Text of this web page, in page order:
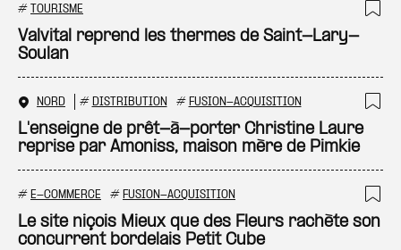
# TOURISME
Valvital reprend les thermes de Saint-Lary-
Soulan
NORD # DISTRIBUTION # FUSION-ACQUISITION
L'enseigne de prêt-à-porter Christine Laure
reprise par Amoniss, maison mère de Pimkie
# E-COMMERCE # FUSION-ACQUISITION
Le site niçois Mieux que des Fleurs rachète son
concurrent bordelais Petit Cube